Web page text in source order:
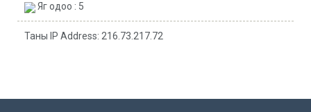
Яг одоо : 5
Таны IP Address: 216.73.217.72